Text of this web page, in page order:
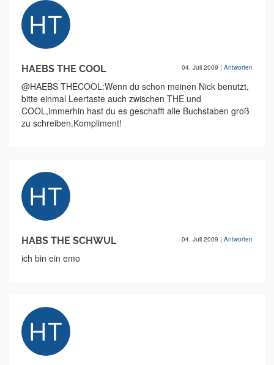
HAEBS THE COOL 04. Juli 2009 | Antworten
@HAEBS THECOOL:Wenn du schon meinen Nick benutzt,
bitte einmal Leertaste auch zwischen THE und
COOL,immerhin hast du es geschafft alle Buchstaben groß
zu schreiben.Kompliment!
HABS THE SCHWUL 04. Juli 2009 | Antworten
ich bin ein emo